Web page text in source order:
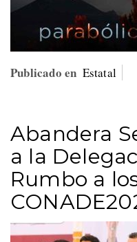
Publicado en Estatal
Abandera
a la
Rumbo a